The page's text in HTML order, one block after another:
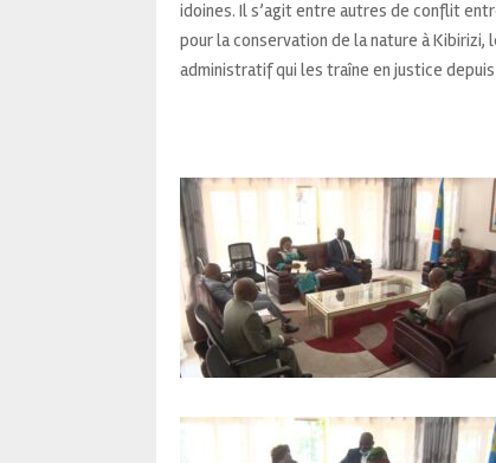
idoines. Il s’agit entre autres de conflit
pour la conservation de la nature à
administratif qui les traîne en justice